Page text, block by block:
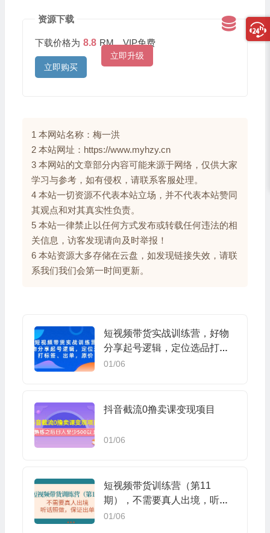
资源下载
下载价格为 8.8 RM，VIP免费
立即升级
立即购买
1 本网站名称：梅一洪
2 本站网址：https://www.myhzy.cn
3 本网站的文章部分内容可能来源于网络，仅供大家
学习与参考，如有侵权，请联系客服处理。
4 本站一切资源不代表本站立场，并不代表本站赞同
其观点和对其真实性负责。
5 本站一律禁止以任何方式发布或转载任何违法的相
关信息，访客发现请向及时举报！
6 本站资源大多存储在云盘，如发现链接失效，请联
系我们我们会第一时间更新。
短视频带货实战训练营，好物
分享起号逻辑，定位选品打标
签、出单，原价
01/06
抖音截流0撸卖课变现项目
01/06
短视频带货训练营（第11
期），不需要真人出境，听话
照做，保证出单
01/06